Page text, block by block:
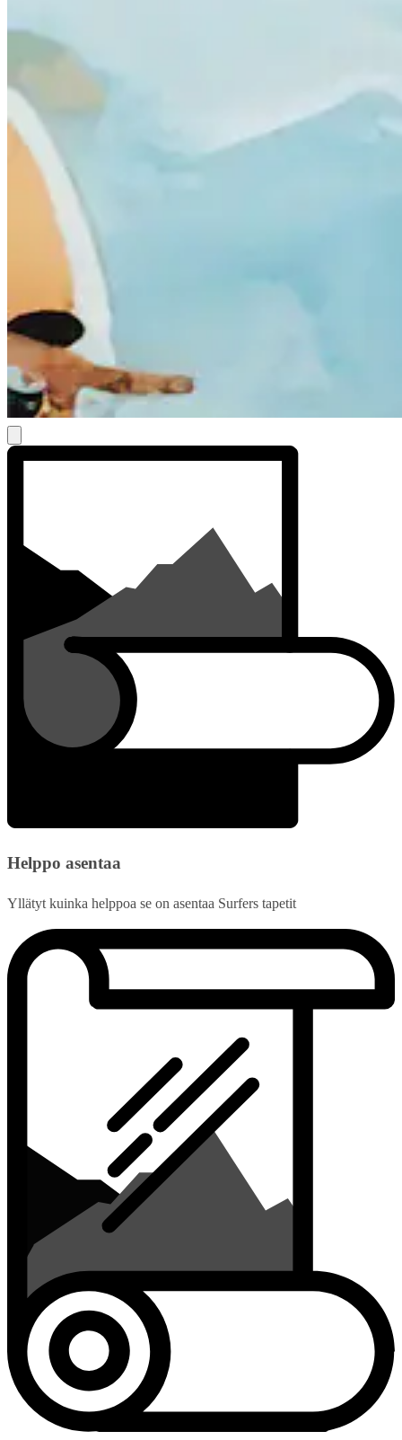
Helppo asentaa
Yllätyt kuinka helppoa se on asentaa Surfers tapetit